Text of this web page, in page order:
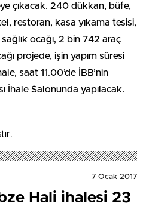
çıkacak. 240 dükkan, büfe,
restoran, kasa yıkama tesisi,
ocağı, 2 bin 742 araç
projede, işin yapım süresi
saat 11.00’de İBB’nin
İhale Salonunda yapılacak.
7 Ocak 2017
Hali ihalesi 23